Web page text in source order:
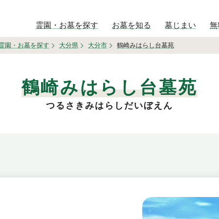
霊園・お墓を探す お墓を知る 墓じまい 無
園・お墓を探す 大分県 大分市 鶴崎みはらし台墓苑
鶴崎みはらし台墓苑
つるさきみはらしだいぼえん